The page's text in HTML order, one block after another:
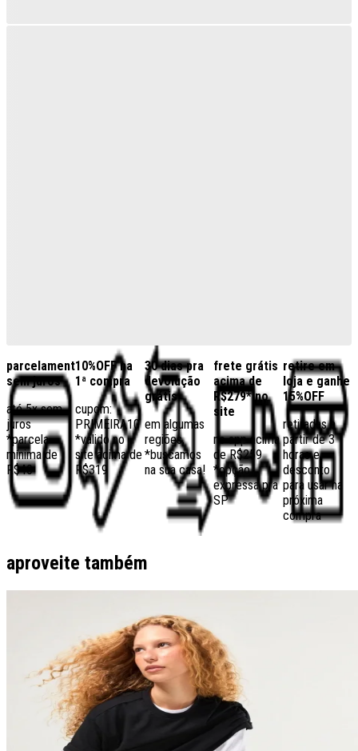
parcelamento
sem juros
até 5x sem
juros
*parcela
mínima de
R$40
10%OFF na
1ª compra
cupom:
PRIMEIRA10
*válido no
site acima de
R$319
30 dias pra
devolução
grátis
em algumas
regiões,
*buscamos
na sua casa!
frete grátis
acima de
R$279* no
site
no app acima
de R$259
*opção
expressa pra
SP
retire em
loja e ganhe
15%OFF
retiradas a
partir de 3
horas e
desconto
para usar na
próxima
compra
aproveite também